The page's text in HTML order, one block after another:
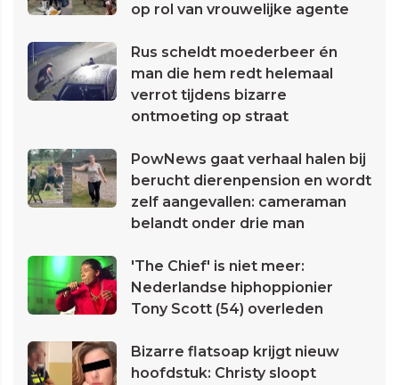
op rol van vrouwelijke agente
Rus scheldt moederbeer én
man die hem redt helemaal
verrot tijdens bizarre
ontmoeting op straat
PowNews gaat verhaal halen bij
berucht dierenpension en wordt
zelf aangevallen: cameraman
belandt onder drie man
'The Chief' is niet meer:
Nederlandse hiphoppionier
Tony Scott (54) overleden
Bizarre flatsoap krijgt nieuw
hoofdstuk: Christy sloopt